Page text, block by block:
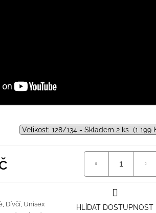
Dívčí Unisex
HLÍDAT DOSTUPNOST